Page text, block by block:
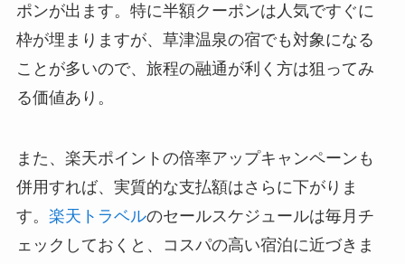
ポンが出ます。特に半額クーポンは人気ですぐに
枠が埋まりますが、草津温泉の宿でも対象になる
ことが多いので、旅程の融通が利く方は狙ってみ
る価値あり。
また、楽天ポイントの倍率アップキャンペーンも
併用すれば、実質的な支払額はさらに下がりま
す。 楽天トラベルのセールスケジュールは毎月チ
ェックしておくと、コスパの高い宿泊に近づきま